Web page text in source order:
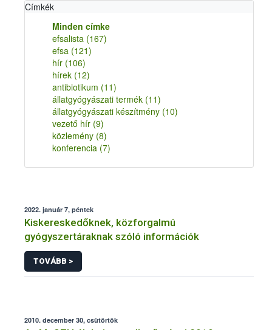
Címkék
Minden címke
efsalista (167)
efsa (121)
hír (106)
hírek (12)
antibiotikum (11)
állatgyógyászati termék (11)
állatgyógyászati készítmény (10)
vezető hír (9)
közlemény (8)
konferencia (7)
2022. január 7, péntek
Kiskereskedőknek, közforgalmú
gyógyszertáraknak szóló információk
TOVÁBB >
2010. december 30, csütörtök